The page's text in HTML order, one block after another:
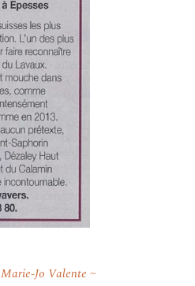
Marie-Jo Valente